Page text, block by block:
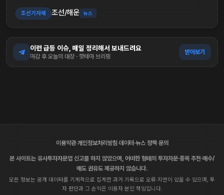
조선기자재 조선/해운 뉴스
이런 급등 이슈, 매일 정리해서 보내드려요
마감 후 오늘의 대장 · 핫테마 브리핑
받아보기
이용약관·개인정보처리방침·데이터·뉴스 정책·문의
본 사이트는 유사투자자문업 신고를 하지 않았으며, 어떠한 형태의 투자자문·종목 추천·매수/
매도 권유도 제공하지 않습니다.
모든 정보는 공개 데이터를 기계적으로 집계한 과거 기록으로 오류·지연이 있을 수 있으며, 투
자 판단과 그 손익은 이용자 본인 책임입니다.